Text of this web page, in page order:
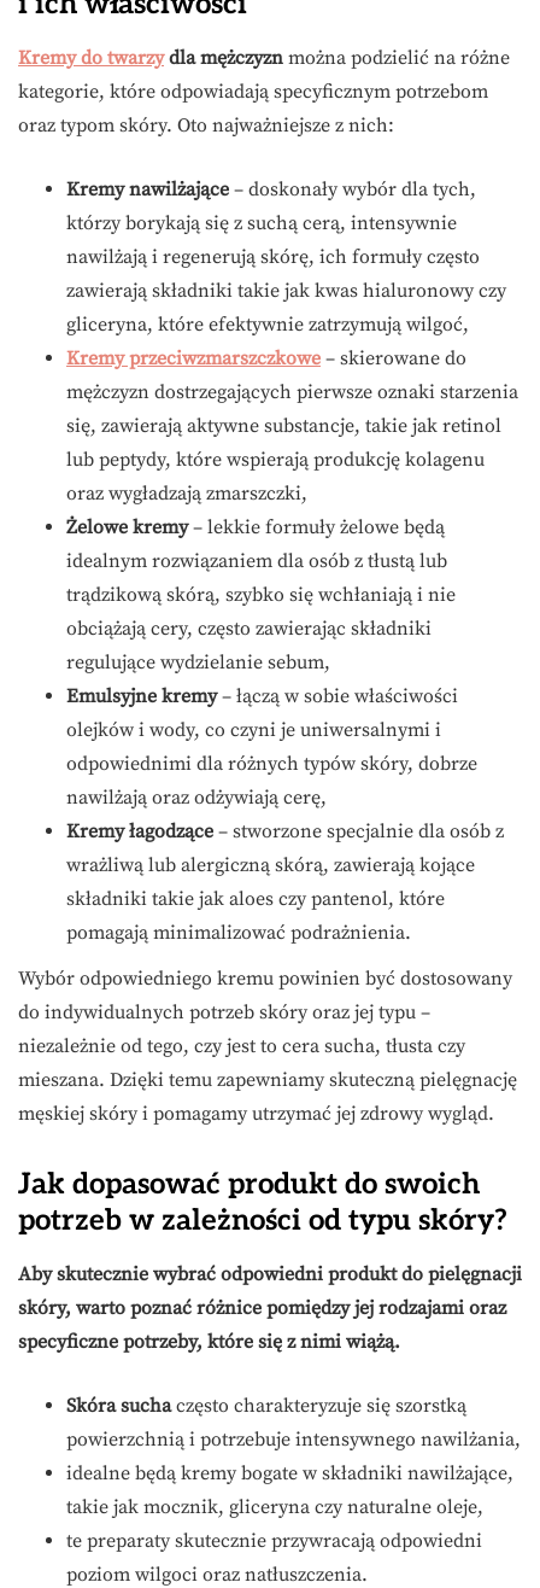
Kremy do twarzydla mężczyzn można podzielić na różne
kategorie, które odpowiadają specyficznym potrzebom
oraz typom skóry. Oto najważniejsze z nich:
Kremy nawilżające – doskonały wybór dla tych,
którzy borykają się z suchą cerą, intensywnie
nawilżają i regenerują skórę, ich formuły często
zawierają składniki takie jak kwas hialuronowy czy
gliceryna, które efektywnie zatrzymują wilgoć,
Kremy przeciwzmarszczkowe – skierowane do
mężczyzn dostrzegających pierwsze oznaki starzenia
się, zawierają aktywne substancje, takie jak retinol
lub peptydy, które wspierają produkcję kolagenu
oraz wygładzają zmarszczki,
Żelowe kremy– lekkie formuły żelowe będą
idealnym rozwiązaniem dla osób z tłustą lub
trądzikową skórą, szybko się wchłaniają i nie
obciążają cery, często zawierając składniki
regulujące wydzielanie sebum,
Emulsyjne kremy– łączą w sobie właściwości
olejków i wody, co czyni je uniwersalnymi i
odpowiednimi dla różnych typów skóry, dobrze
nawilżają oraz odżywiają cerę,
Kremy łagodzące – stworzone specjalnie dla osób z
wrażliwą lub alergiczną skórą, zawierają kojące
składniki takie jak aloes czy pantenol, które
pomagają minimalizować podrażnienia.
Wybór odpowiedniego kremu powinien być dostosowany
do indywidualnych potrzeb skóry oraz jej typu –
niezależnie od tego, czy jest to cera sucha, tłusta czy
mieszana. Dzięki temu zapewniamy skuteczną pielęgnację
męskiej skóry i pomagamy utrzymać jej zdrowy wygląd.
Jak dopasować produkt do swoich
potrzeb w zależności od typu skóry?
Aby skutecznie wybrać odpowiedni produkt do pielęgnacji
skóry, warto poznać różnice pomiędzy jej rodzajami oraz
specyficzne potrzeby, które się z nimi wiążą.
Skóra suchaczęsto charakteryzuje się szorstką
powierzchnią i potrzebuje intensywnego nawilżania,
idealne będą kremy bogate w składniki nawilżające,
takie jak mocznik, gliceryna czy naturalne oleje,
te preparaty skutecznie przywracają odpowiedni
poziom wilgoci oraz natłuszczenia.